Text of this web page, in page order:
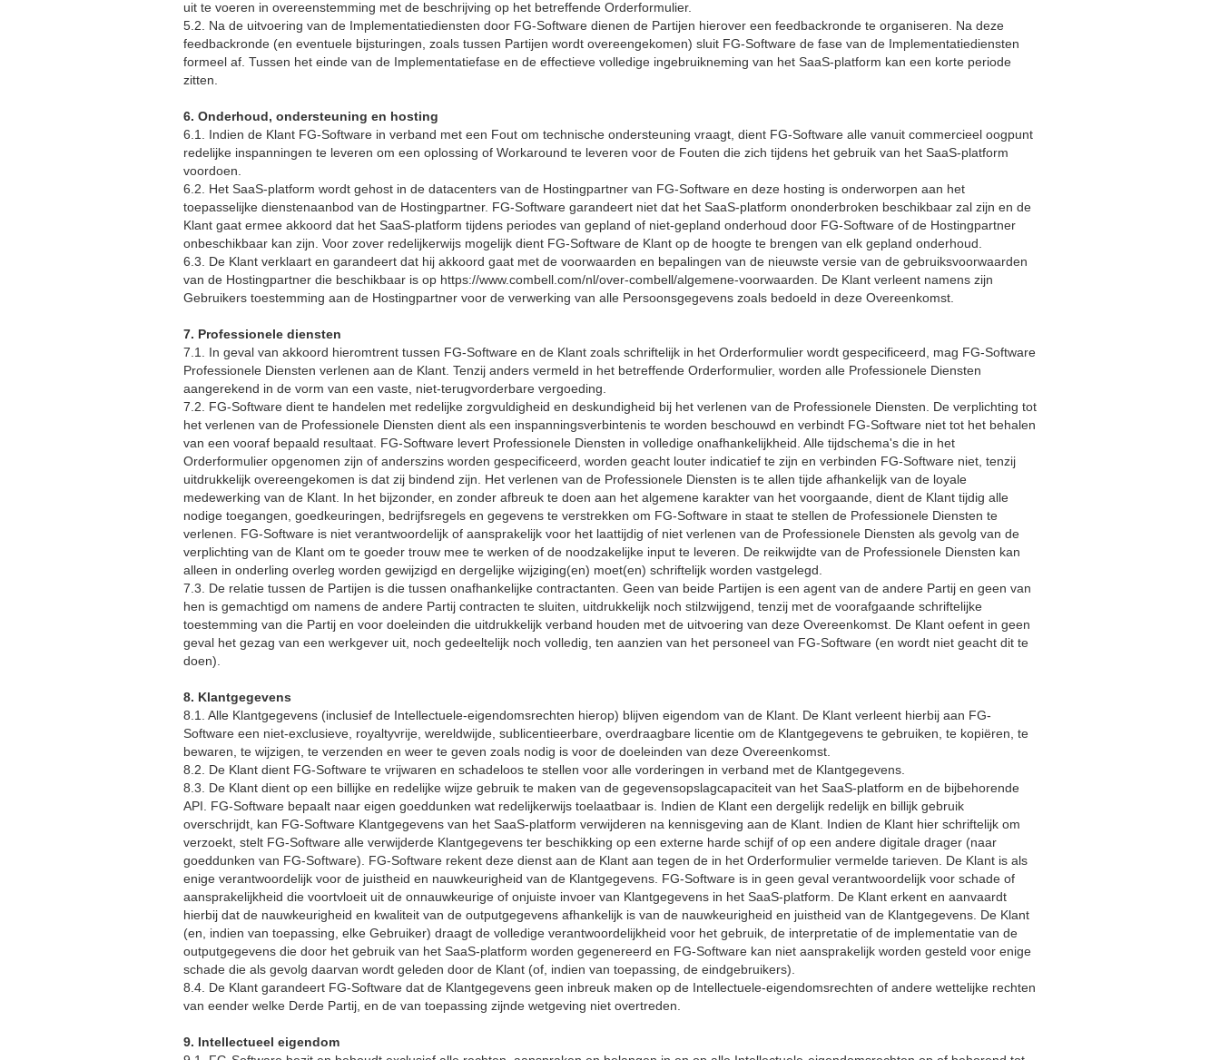
uit te voeren in overeenstemming met de beschrijving op het betreffende Orderformulier.
5.2. Na de uitvoering van de Implementatiediensten door FG-Software dienen de Partijen hierover een feedbackronde te organiseren. Na deze
feedbackronde (en eventuele bijsturingen, zoals tussen Partijen wordt overeengekomen) sluit FG-Software de fase van de Implementatiediensten
formeel af. Tussen het einde van de Implementatiefase en de effectieve volledige ingebruikneming van het SaaS-platform kan een korte periode
zitten.
6. Onderhoud, ondersteuning en hosting
6.1. Indien de Klant FG-Software in verband met een Fout om technische ondersteuning vraagt, dient FG-Software alle vanuit commercieel oogpunt
redelijke inspanningen te leveren om een oplossing of Workaround te leveren voor de Fouten die zich tijdens het gebruik van het SaaS-platform
voordoen.
6.2. Het SaaS-platform wordt gehost in de datacenters van de Hostingpartner van FG-Software en deze hosting is onderworpen aan het
toepasselijke dienstenaanbod van de Hostingpartner. FG-Software garandeert niet dat het SaaS-platform ononderbroken beschikbaar zal zijn en de
Klant gaat ermee akkoord dat het SaaS-platform tijdens periodes van gepland of niet-gepland onderhoud door FG-Software of de Hostingpartner
onbeschikbaar kan zijn. Voor zover redelijkerwijs mogelijk dient FG-Software de Klant op de hoogte te brengen van elk gepland onderhoud.
6.3. De Klant verklaart en garandeert dat hij akkoord gaat met de voorwaarden en bepalingen van de nieuwste versie van de gebruiksvoorwaarden
van de Hostingpartner die beschikbaar is op https://www.combell.com/nl/over-combell/algemene-voorwaarden. De Klant verleent namens zijn
Gebruikers toestemming aan de Hostingpartner voor de verwerking van alle Persoonsgegevens zoals bedoeld in deze Overeenkomst.
7. Professionele diensten
7.1. In geval van akkoord hieromtrent tussen FG-Software en de Klant zoals schriftelijk in het Orderformulier wordt gespecificeerd, mag FG-Software
Professionele Diensten verlenen aan de Klant. Tenzij anders vermeld in het betreffende Orderformulier, worden alle Professionele Diensten
aangerekend in de vorm van een vaste, niet-terugvorderbare vergoeding.
7.2. FG-Software dient te handelen met redelijke zorgvuldigheid en deskundigheid bij het verlenen van de Professionele Diensten. De verplichting tot
het verlenen van de Professionele Diensten dient als een inspanningsverbintenis te worden beschouwd en verbindt FG-Software niet tot het behalen
van een vooraf bepaald resultaat. FG-Software levert Professionele Diensten in volledige onafhankelijkheid. Alle tijdschema's die in het
Orderformulier opgenomen zijn of anderszins worden gespecificeerd, worden geacht louter indicatief te zijn en verbinden FG-Software niet, tenzij
uitdrukkelijk overeengekomen is dat zij bindend zijn. Het verlenen van de Professionele Diensten is te allen tijde afhankelijk van de loyale
medewerking van de Klant. In het bijzonder, en zonder afbreuk te doen aan het algemene karakter van het voorgaande, dient de Klant tijdig alle
nodige toegangen, goedkeuringen, bedrijfsregels en gegevens te verstrekken om FG-Software in staat te stellen de Professionele Diensten te
verlenen. FG-Software is niet verantwoordelijk of aansprakelijk voor het laattijdig of niet verlenen van de Professionele Diensten als gevolg van de
verplichting van de Klant om te goeder trouw mee te werken of de noodzakelijke input te leveren. De reikwijdte van de Professionele Diensten kan
alleen in onderling overleg worden gewijzigd en dergelijke wijziging(en) moet(en) schriftelijk worden vastgelegd.
7.3. De relatie tussen de Partijen is die tussen onafhankelijke contractanten. Geen van beide Partijen is een agent van de andere Partij en geen van
hen is gemachtigd om namens de andere Partij contracten te sluiten, uitdrukkelijk noch stilzwijgend, tenzij met de voorafgaande schriftelijke
toestemming van die Partij en voor doeleinden die uitdrukkelijk verband houden met de uitvoering van deze Overeenkomst. De Klant oefent in geen
geval het gezag van een werkgever uit, noch gedeeltelijk noch volledig, ten aanzien van het personeel van FG-Software (en wordt niet geacht dit te
doen).
8. Klantgegevens
8.1. Alle Klantgegevens (inclusief de Intellectuele-eigendomsrechten hierop) blijven eigendom van de Klant. De Klant verleent hierbij aan FG-
Software een niet-exclusieve, royaltyvrije, wereldwijde, sublicentieerbare, overdraagbare licentie om de Klantgegevens te gebruiken, te kopiëren, te
bewaren, te wijzigen, te verzenden en weer te geven zoals nodig is voor de doeleinden van deze Overeenkomst.
8.2. De Klant dient FG-Software te vrijwaren en schadeloos te stellen voor alle vorderingen in verband met de Klantgegevens.
8.3. De Klant dient op een billijke en redelijke wijze gebruik te maken van de gegevensopslagcapaciteit van het SaaS-platform en de bijbehorende
API. FG-Software bepaalt naar eigen goeddunken wat redelijkerwijs toelaatbaar is. Indien de Klant een dergelijk redelijk en billijk gebruik
overschrijdt, kan FG-Software Klantgegevens van het SaaS-platform verwijderen na kennisgeving aan de Klant. Indien de Klant hier schriftelijk om
verzoekt, stelt FG-Software alle verwijderde Klantgegevens ter beschikking op een externe harde schijf of op een andere digitale drager (naar
goeddunken van FG-Software). FG-Software rekent deze dienst aan de Klant aan tegen de in het Orderformulier vermelde tarieven. De Klant is als
enige verantwoordelijk voor de juistheid en nauwkeurigheid van de Klantgegevens. FG-Software is in geen geval verantwoordelijk voor schade of
aansprakelijkheid die voortvloeit uit de onnauwkeurige of onjuiste invoer van Klantgegevens in het SaaS-platform. De Klant erkent en aanvaardt
hierbij dat de nauwkeurigheid en kwaliteit van de outputgegevens afhankelijk is van de nauwkeurigheid en juistheid van de Klantgegevens. De Klant
(en, indien van toepassing, elke Gebruiker) draagt de volledige verantwoordelijkheid voor het gebruik, de interpretatie of de implementatie van de
outputgegevens die door het gebruik van het SaaS-platform worden gegenereerd en FG-Software kan niet aansprakelijk worden gesteld voor enige
schade die als gevolg daarvan wordt geleden door de Klant (of, indien van toepassing, de eindgebruikers).
8.4. De Klant garandeert FG-Software dat de Klantgegevens geen inbreuk maken op de Intellectuele-eigendomsrechten of andere wettelijke rechten
van eender welke Derde Partij, en de van toepassing zijnde wetgeving niet overtreden.
9. Intellectueel eigendom